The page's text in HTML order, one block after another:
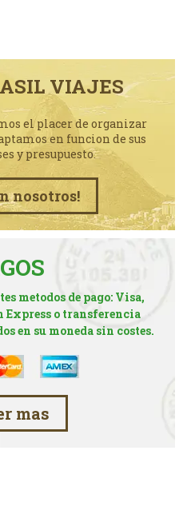
VIAJES
el placer de organizar
en funcion de sus
y presupuesto.
nosotros!
metodos de pago: Visa,
Express o transferencia
en su moneda sin costes.
mas